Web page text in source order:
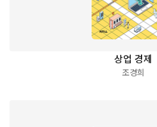
상업 경제
조경희